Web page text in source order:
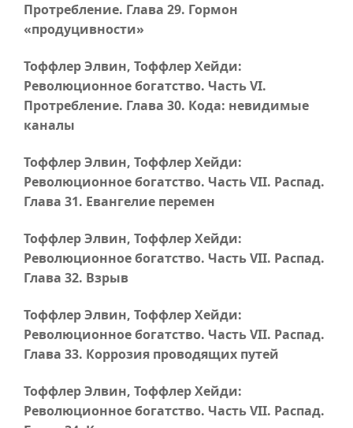
Протребление. Глава 29. Гормон
«продуцивности»
Тоффлер Элвин, Тоффлер Хейди:
Революционное богатство. Часть VI.
Протребление. Глава 30. Кода: невидимые
каналы
Тоффлер Элвин, Тоффлер Хейди:
Революционное богатство. Часть VII. Распад.
Глава 31. Евангелие перемен
Тоффлер Элвин, Тоффлер Хейди:
Революционное богатство. Часть VII. Распад.
Глава 32. Взрыв
Тоффлер Элвин, Тоффлер Хейди:
Революционное богатство. Часть VII. Распад.
Глава 33. Коррозия проводящих путей
Тоффлер Элвин, Тоффлер Хейди:
Революционное богатство. Часть VII. Распад.